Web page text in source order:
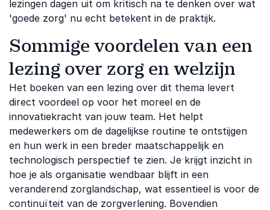
lezingen dagen uit om kritisch na te denken over wat
'goede zorg' nu echt betekent in de praktijk.
Sommige voordelen van een
lezing over zorg en welzijn
Het boeken van een lezing over dit thema levert
direct voordeel op voor het moreel en de
innovatiekracht van jouw team. Het helpt
medewerkers om de dagelijkse routine te ontstijgen
en hun werk in een breder maatschappelijk en
technologisch perspectief te zien. Je krijgt inzicht in
hoe je als organisatie wendbaar blijft in een
veranderend zorglandschap, wat essentieel is voor de
continuïteit van de zorgverlening. Bovendien